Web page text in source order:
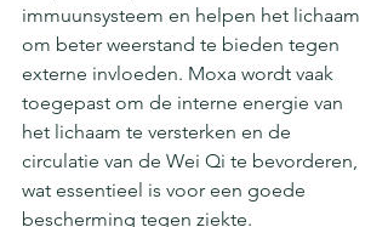
immuunsysteem en helpen het lichaam
om beter weerstand te bieden tegen
externe invloeden. Moxa wordt vaak
toegepast om de interne energie van
het lichaam te versterken en de
circulatie van de Wei Qi te bevorderen,
wat essentieel is voor een goede
bescherming tegen ziekte.